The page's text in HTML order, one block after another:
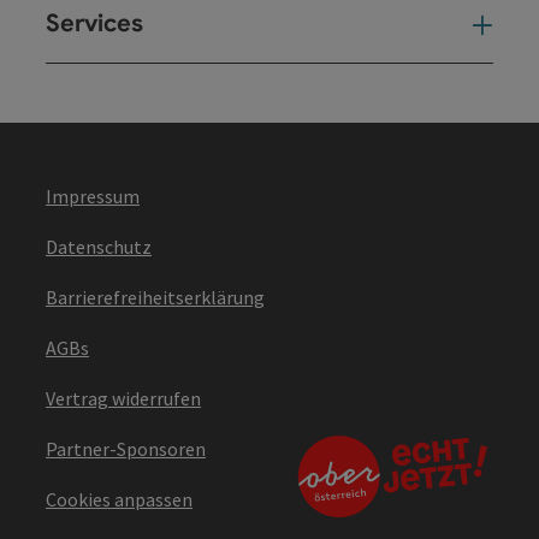
Services
Impressum
Datenschutz
Barrierefreiheitserklärung
AGBs
Vertrag widerrufen
Partner-Sponsoren
Cookies anpassen